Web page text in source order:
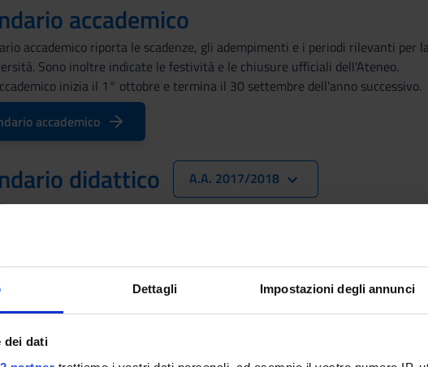
Dettagli Impostazioni degli annunci
dei dati
accademico
accademico riporta le scadenze, gli adempimenti e i periodi rilevanti per
Sono inoltre indicate le festività e le chiusure ufficiali dell'Ateneo.
inizia il 1° ottobre e termina il 30 settembre dell'anno successivo.
accademico
didattico A.A. 2017/2018
didattico indica i periodi di svolgimento delle attività formative, di